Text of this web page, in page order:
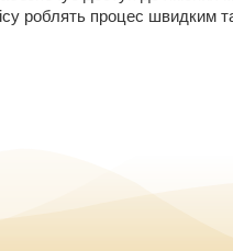
роблять процес швидким